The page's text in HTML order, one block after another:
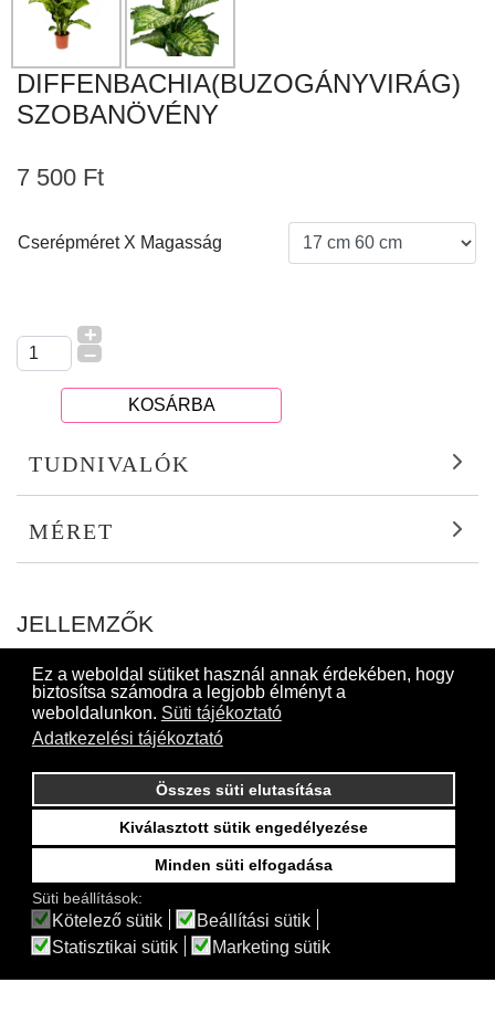
Ez a weboldal sütiket használ annak érdekében, hogy
biztosítsa számodra a legjobb élményt a
weboldalunkon. Süti tájékoztató
Adatkezelési tájékoztató
Összes süti elutasítása
Kiválasztott sütik engedélyezése
Minden süti elfogadása
Süti beállítások:
Kötelező sütik
Beállítási sütik
Statisztikai sütik
Marketing sütik
DIFFENBACHIA(BUZOGÁNYVIRÁG)
SZOBANÖVÉNY
7 500 Ft
Cserépméret X Magasság
+
–
KOSÁRBA
TUDNIVALÓK
MÉRET
JELLEMZŐK
Online fizetés a weboldalunkon a CIB Bank támogatásával